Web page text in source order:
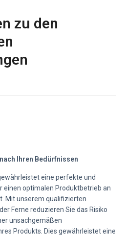
zu den
Ihren Bedürfnissen
eine perfekte und
einen optimalen Produktbetrieb an
Mit unserem qualifizierten
Ferne reduzieren Sie das Risiko
unsachgemäßen
Produkts. Dies gewährleistet eine